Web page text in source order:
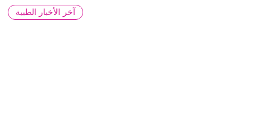
آخر الأخبار الطبية